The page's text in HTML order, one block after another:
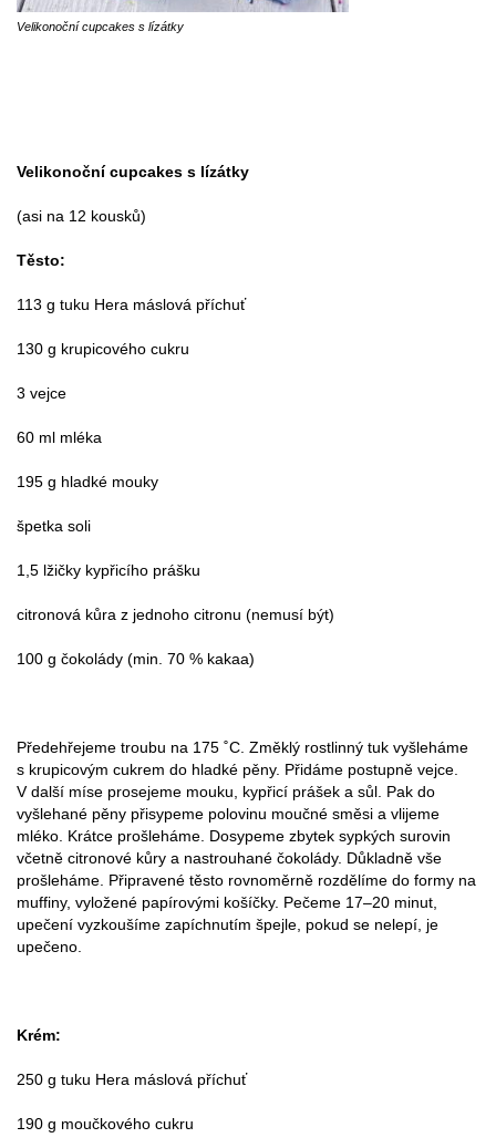
Velikonoční cupcakes s lízátky
Velikonoční cupcakes s lízátky
(asi na 12 kousků)
Těsto:
113 g tuku Hera máslová příchuť
130 g krupicového cukru
3 vejce
60 ml mléka
195 g hladké mouky
špetka soli
1,5 lžičky kypřicího prášku
citronová kůra z jednoho citronu (nemusí být)
100 g čokolády (min. 70 % kakaa)
Předehřejeme troubu na 175 ˚C. Změklý rostlinný tuk vyšleháme
s krupicovým cukrem do hladké pěny. Přidáme postupně vejce.
V další míse prosejeme mouku, kypřicí prášek a sůl. Pak do
vyšlehané pěny přisypeme polovinu moučné směsi a vlijeme
mléko. Krátce prošleháme. Dosypeme zbytek sypkých surovin
včetně citronové kůry a nastrouhané čokolády. Důkladně vše
prošleháme. Připravené těsto rovnoměrně rozdělíme do formy na
muffiny, vyložené papírovými košíčky. Pečeme 17–20 minut,
upečení vyzkoušíme zapíchnutím špejle, pokud se nelepí, je
upečeno.
Krém:
250 g tuku Hera máslová příchuť
190 g moučkového cukru